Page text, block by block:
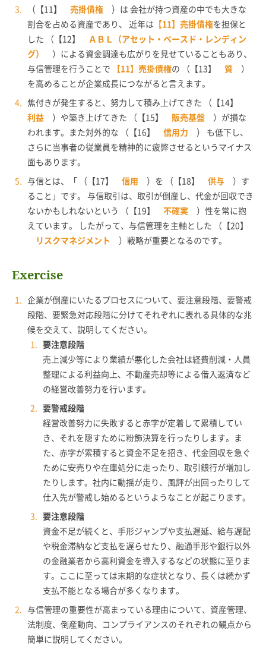
（【11】 売掛債権 ）は 会社が持つ資産の中でも大きな
割合を占める資産であり、 近年は 【11】売掛債権を担保と
した （【12】
ＡＢＬ（アセット・ベースド・レンディン
グ）
）による資金調達も広がりを見せていることもあり、
与信管理を行うことで
【11】売掛債権の （【13】 質 ）
を高めることが企業成長につながると言えます。
焦付きが発生すると、努力して積み上げてきた （【14】
利益 ）や築き上げてきた （【15】 販売基盤 ）が損な
われます。また対外的な （【16】 信用力 ） も低下し、
さらに当事者の従業員を精神的に疲弊させるというマイナス
面もあります。
与信とは、「 （【17】 信用 ）を （【18】 供与 ）す
ること」です。 与信取引は、取引が倒産し、代金が回収でき
ないかもしれないという （【19】 不確実 ）性を常に抱
えています。 したがって、与信管理を主軸とした （【20】
リスクマネジメント
）戦略が重要となるのです。
Exercise
企業が倒産にいたるプロセスについて、要注意段階、要警戒
段階、要緊急対応段階に分けてそれぞれに表れる具体的な兆
候を交えて、説明してください。
要注意段階
売上減少等により業績が悪化した会社は経費削減・人員
整理による利益向上、不動産売却等による借入返済など
の経営改善努力を行います。
要警戒段階
経営改善努力に失敗すると赤字が定着して累積してい
き、それを隠すために粉飾決算を行ったりします。ま
た、赤字が累積すると資金不足を招き、代金回収を急ぐ
ために安売りや在庫処分に走ったり、取引銀行が増加し
たりします。社内に動揺が走り、風評が出回ったりして
仕入先が警戒し始めるというようなことが起こります。
要注意段階
資金不足が続くと、手形ジャンプや支払遅延、給与遅配
や税金滞納など支払を遅らせたり、融通手形や銀行以外
の金融業者から高利資金を導入するなどの状態に至りま
す。ここに至っては末期的な症状となり、長くは続かず
支払不能となる場合が多くなります。
与信管理の重要性が高まっている理由について、資産管理、
法制度、倒産動向、コンプライアンスのそれぞれの観点から
簡単に説明してください。